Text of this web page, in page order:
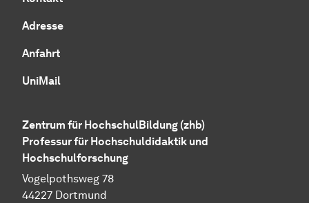
Adresse
Anfahrt
UniMail
Zentrum für HochschulBildung (zhb)
Professur für Hochschuldidaktik und
Hochschulforschung
Vogelpothsweg 78
44227 Dortmund